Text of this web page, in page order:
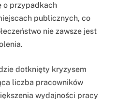
o przypadkach
publicznych, co
nie zawsze jest
dotknięty kryzysem
liczba pracowników
wydajności pracy